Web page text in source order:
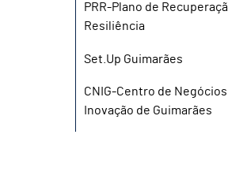
PRR-Plano de
Resiliência
Set.Up Guimarães
CNIG-Centro de Negócios
Inovação de Guimarães